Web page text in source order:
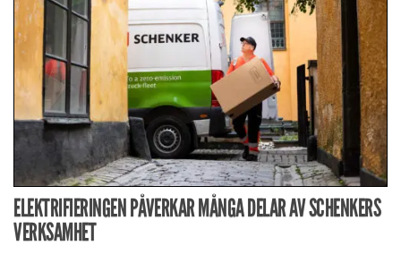
ELEKTRIFIERINGEN PÅVERKAR MÅNGA DELAR AV SCHENKERS
VERKSAMHET